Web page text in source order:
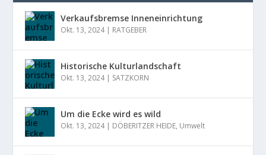
Verkaufsbremse Inneneinrichtung
Okt. 13, 2024| RATGEBER
Historische Kulturlandschaft
Okt. 13, 2024| SATZKORN
Um die Ecke wird es wild
Okt. 13, 2024| DÖBERITZER HEIDE, Umwelt